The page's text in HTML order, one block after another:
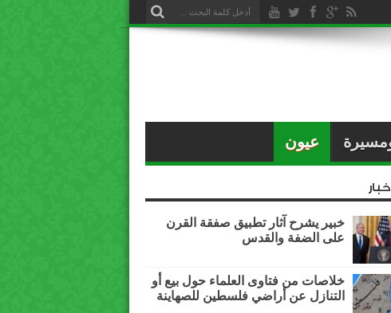
عيون
خبير يشرح آثار تطبيق صفقة القرن
على الضفة والقدس
خلاصات من فتاوى العلماء حول بيع أو
التنازل عن أراضي فلسطين للصهاينة